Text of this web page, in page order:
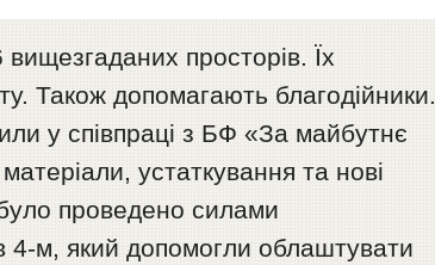
вищезгаданих просторів. Їх
Також допомагають благодійники.
у співпраці з БФ «За майбутнє
устаткування та нові
проведено силами
4-м, який допомогли облаштувати